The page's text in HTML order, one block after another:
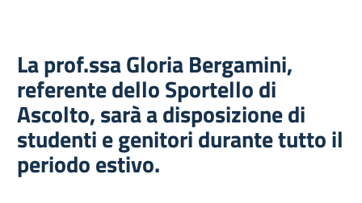
La prof.ssa Gloria Bergamini,
referente dello Sportello di
Ascolto, sarà a disposizione di
studenti e genitori durante tutto il
periodo estivo.